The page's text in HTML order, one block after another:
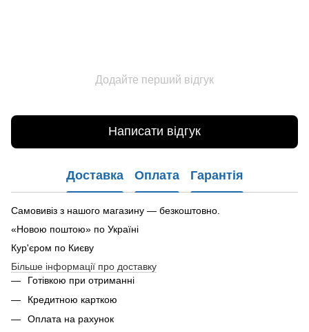
Додайте перший відгук
Написати відгук
Доставка Оплата Гарантія
Самовивіз з нашого магазину — безкоштовно.
«Новою поштою» по Україні
Кур'єром по Києву
Більше інформації про доставку
Готівкою при отриманні
Кредитною карткою
Оплата на рахунок